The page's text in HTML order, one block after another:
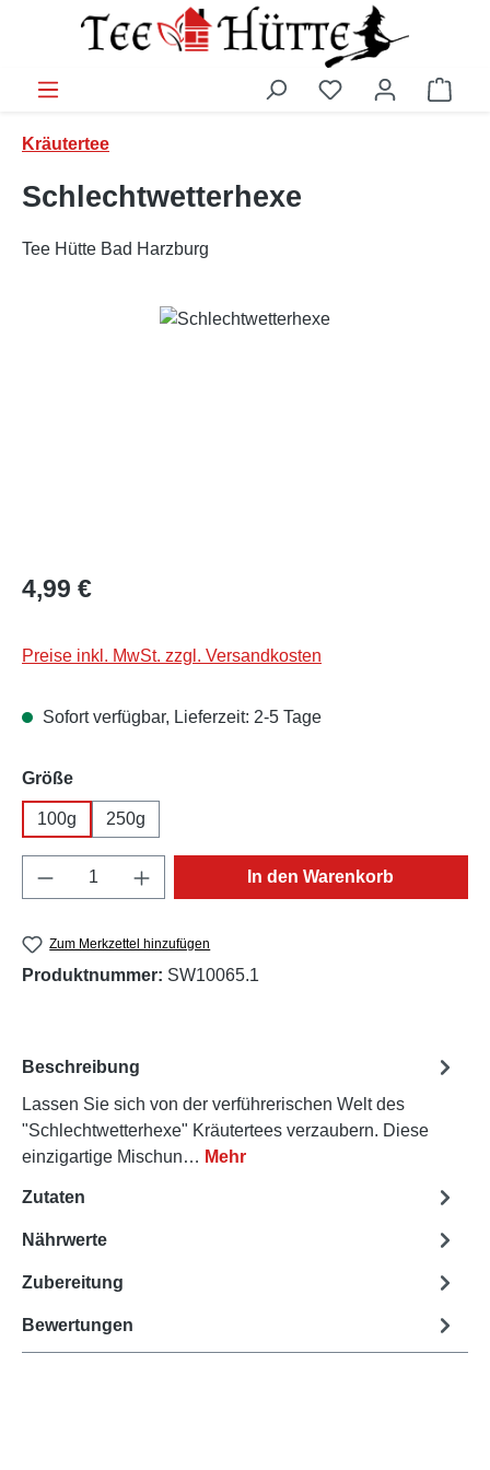
Zum Hauptinhalt springen
Kräutertee
Schlechtwetterhexe
Tee Hütte Bad Harzburg
Bildergalerie überspringen
Regulärer Preis:
4,99 €
Preise inkl. MwSt. zzgl. Versandkosten
Sofort verfügbar, Lieferzeit: 2-5 Tage
Größeauswählen
100g 250g
Produkt Anzahl: Gib den gewünschten
In den Warenkorb
Zum Merkzettel hinzufügen
Produktnummer: SW10065.1
Beschreibung
Lassen Sie sich von der verführerischen Welt des
"Schlechtwetterhexe" Kräutertees verzaubern. Diese
einzigartige Mischun… Mehr
Zutaten
Nährwerte
Zubereitung
Bewertungen